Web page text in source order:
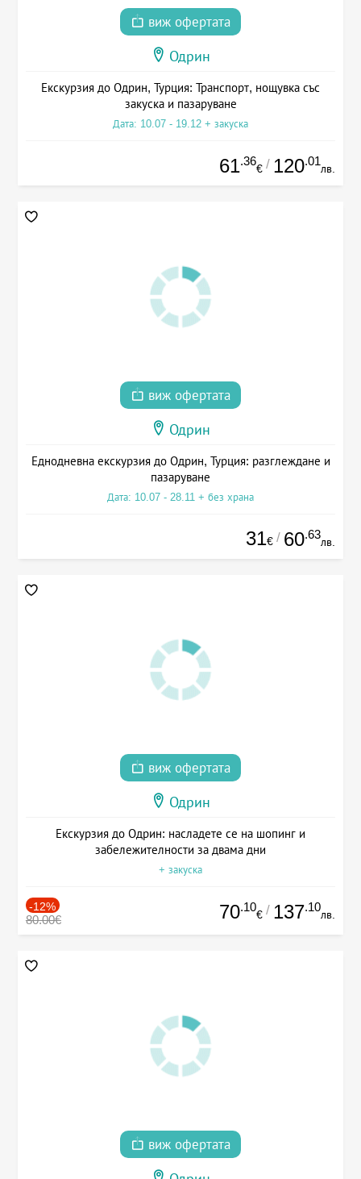
виж офертата
Одрин
Екскурзия до Одрин, Турция: Транспорт, нощувка със
закуска и пазаруване
Дата: 10.07 - 19.12 + закуска
61.36
€ / 120.01
лв.
виж офертата
Одрин
Еднодневна екскурзия до Одрин, Турция: разглеждане и
пазаруване
Дата: 10.07 - 28.11 + без храна
31€ / 60.63
лв.
виж офертата
Одрин
Екскурзия до Одрин: насладете се на шопинг и
забележителности за двама дни
+ закуска
-12%
80.00€ 70.10
€ / 137.10
лв.
виж офертата